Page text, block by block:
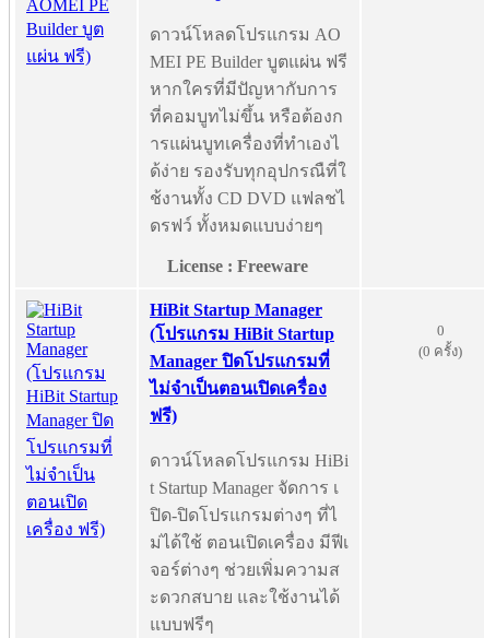
ดาวน์โหลดโปรแกรม AO
MEI PE Builder บูตแผ่น ฟรี
หากใครที่มีปัญหากับการ
ที่คอมบูทไม่ขึ้น หรือต้องก
ารแผ่นบูทเครื่องที่ทำเองไ
ด้ง่าย รองรับทุกอุปกรณืที่ใ
ช้งานทั้ง CD DVD แฟลชไ
ดรฟว์ ทั้งหมดแบบง่ายๆ
License : Freeware
HiBit Startup Manager
(โปรแกรม HiBit Startup
Manager ปิดโปรแกรมที่
ไม่จำเป็นตอนเปิดเครื่อง
ฟรี)
ดาวน์โหลดโปรแกรม HiBi
t Startup Manager จัดการ เ
ปิด-ปิดโปรแกรมต่างๆ ที่ไ
ม่ได้ใช้ ตอนเปิดเครื่อง มีฟีเ
จอร์ต่างๆ ช่วยเพิ่มความส
ะดวกสบาย และใช้งานได้
แบบฟรีๆ
0
(0 ครั้ง)